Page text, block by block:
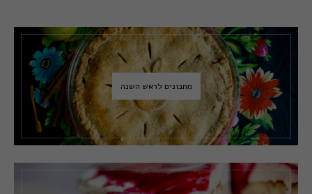
מתכונים לראש השנה